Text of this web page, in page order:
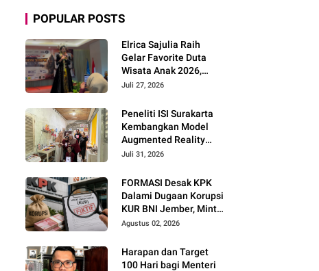
POPULAR POSTS
Elrica Sajulia Raih
Gelar Favorite Duta
Wisata Anak 2026,
Tunjukkan Potensi
Modeling dan Public
Speaking
Juli 27, 2026
Peneliti ISI Surakarta
Kembangkan Model
Augmented Reality
untuk Menghidupkan
Seni Berbasis Literasi
Budaya Berkelanjutan
Juli 31, 2026
FORMASI Desak KPK
Dalami Dugaan Korupsi
KUR BNI Jember, Minta
Telusuri Sistem
Tingkat Direksi
Agustus 02, 2026
Harapan dan Target
100 Hari bagi Menteri